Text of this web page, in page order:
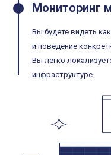
Мониторинг
Вы будете видеть
и поведение
Вы легко
инфраструктуре.